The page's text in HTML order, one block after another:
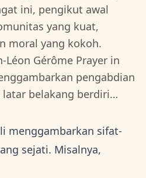
ini, pengikut awal
yang kuat,
moral yang kokoh.
Léon Gérôme Prayer in
pengabdian
belakang berdiri…
menggambarkan sifat-
sejati. Misalnya,